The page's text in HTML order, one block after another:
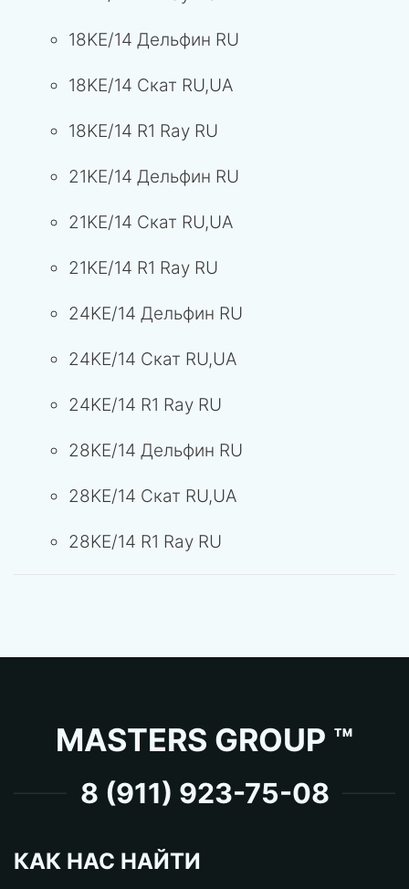
18KE/14 Дельфин RU
18KE/14 Скат RU,UA
18KE/14 R1 Ray RU
21KE/14 Дельфин RU
21KE/14 Скат RU,UA
21KE/14 R1 Ray RU
24KE/14 Дельфин RU
24KE/14 Скат RU,UA
24KE/14 R1 Ray RU
28KE/14 Дельфин RU
28KE/14 Скат RU,UA
28KE/14 R1 Ray RU
MASTERS GROUP ™
8 (911) 923-75-08
КАК НАС НАЙТИ